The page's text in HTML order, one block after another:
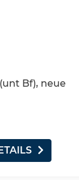
Bf), neue